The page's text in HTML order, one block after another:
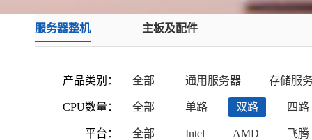
服务器整机 主板及配件
产品类别：
CPU数量：
平台：
全部 通用服务器 存储服
全部 单路 双路 四路
全部 Intel AMD 飞腾